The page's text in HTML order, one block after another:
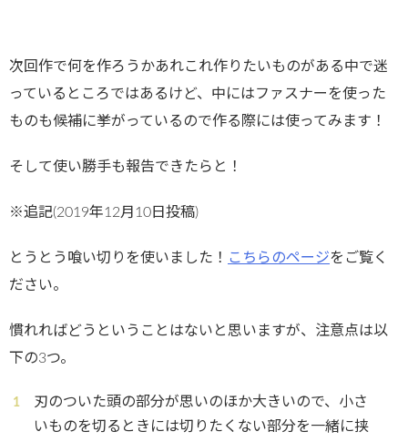
次回作で何を作ろうかあれこれ作りたいものがある中で迷
っているところではあるけど、中にはファスナーを使った
ものも候補に挙がっているので作る際には使ってみます！
そして使い勝手も報告できたらと！
※追記(2019年12月10日投稿)
とうとう喰い切りを使いました！ こちらのページをご覧く
ださい。
慣れればどうということはないと思いますが、注意点は以
下の3つ。
刃のついた頭の部分が思いのほか大きいので、小さ
いものを切るときには切りたくない部分を一緒に挟